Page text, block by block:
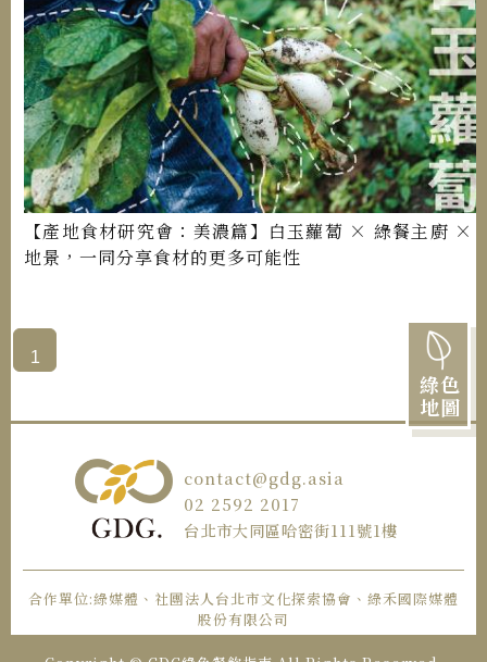
綠色
地圖
【產地食材研究會：美濃篇】白玉蘿蔔 × 綠餐主廚 ×
地景，一同分享食材的更多可能性
1
contact@gdg.asia
02 2592 2017
台北市大同區哈密街111號1樓
合作單位:綠媒體、社團法人台北市文化探索協會、綠禾國際媒體
股份有限公司